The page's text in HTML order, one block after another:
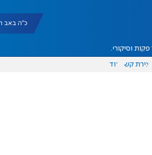
כ"ה באב תשפ"ו
הפקות וסיקורים
יצירת קשר עוד